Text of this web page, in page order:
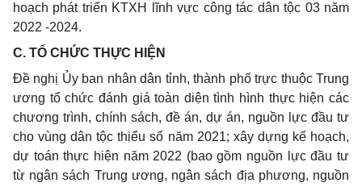
hoạch phát triển KTXH lĩnh vực công tác dân tộc 03 năm
2022 -2024.
C. TỔ CHỨC THỰC HIỆN
Đề nghị Ủy ban nhân dân tỉnh, thành phố trực thuộc Trung
ương tổ chức đánh giá toàn diện tình hình thực hiện các
chương trình, chính sách, đề án, dự án, nguồn lực đầu tư
cho vùng dân tộcthiểu số năm 2021; xây dựng kế hoạch,
dự toán thực hiện năm 2022 (bao gồm nguồn lực đầu tư
từ ngân sách Trung ương, ngân sách địa phương, nguồn